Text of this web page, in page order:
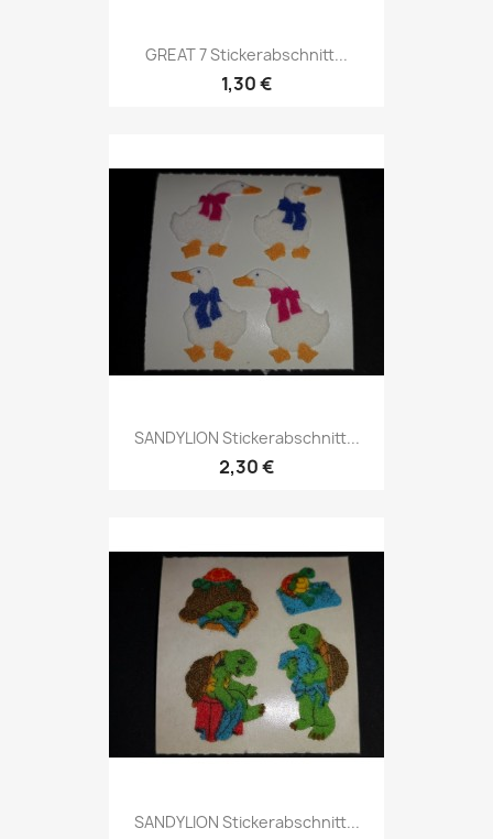
GREAT 7 Stickerabschnitt...
1,30 €
SANDYLION Stickerabschnitt...
2,30 €
SANDYLION Stickerabschnitt...